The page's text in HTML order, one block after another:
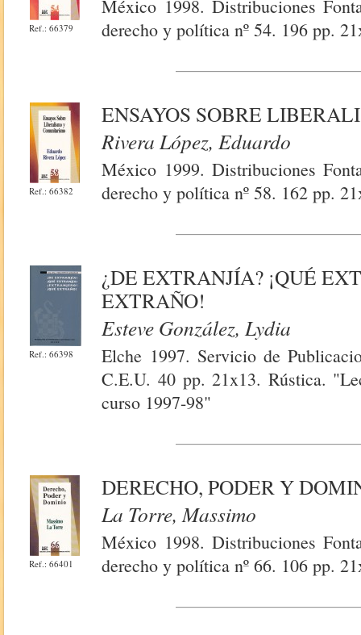
Ref.: 66379
México 1998. Distribuciones
derecho y política nº 54. 196 pp.
Ref.: 66382
ENSAYOS SOBRE
Rivera López, Eduardo
México 1999. Distribuciones
derecho y política nº 58. 162 pp.
Ref.: 66398
¿DE EXTRANJÍA? ¡QUÉ
EXTRAÑO!
Esteve González, Lydia
Elche 1997. Servicio de
C.E.U. 40 pp. 21x13. Rústica.
curso 1997-98"
Ref.: 66401
DERECHO, PODER Y
La Torre, Massimo
México 1998. Distribuciones
derecho y política nº 66. 106 pp.